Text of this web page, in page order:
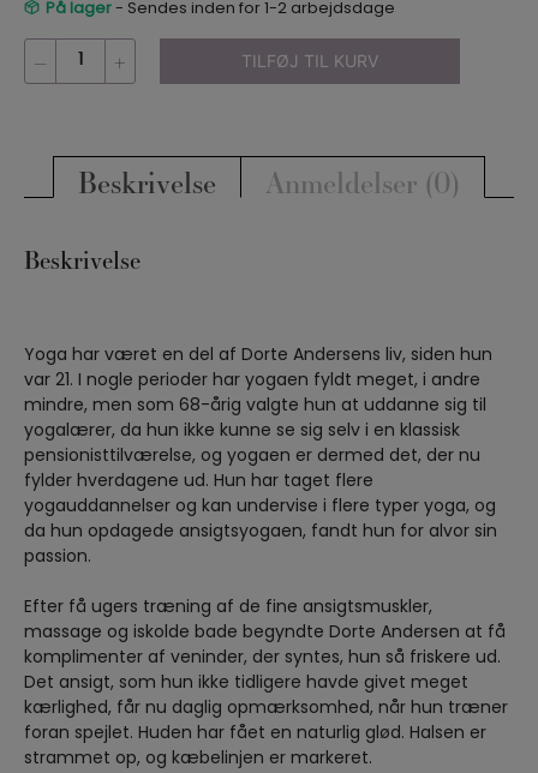
På lager- Sendes inden for 1-2 arbejdsdage
– + TILFØJ TIL KURV
Beskrivelse Anmeldelser (0)
Beskrivelse
Yoga har været en del af Dorte Andersens liv, siden hun
var 21. I nogle perioder har yogaen fyldt meget, i andre
mindre, men som 68-årig valgte hun at uddanne sig til
yogalærer, da hun ikke kunne se sig selv i en klassisk
pensionisttilværelse, og yogaen er dermed det, der nu
fylder hverdagene ud. Hun har taget flere
yogauddannelser og kan undervise i flere typer yoga, og
da hun opdagede ansigtsyogaen, fandt hun for alvor sin
passion.
Efter få ugers træning af de fine ansigtsmuskler,
massage og iskolde bade begyndte Dorte Andersen at få
komplimenter af veninder, der syntes, hun så friskere ud.
Det ansigt, som hun ikke tidligere havde givet meget
kærlighed, får nu daglig opmærksomhed, når hun træner
foran spejlet. Huden har fået en naturlig glød. Halsen er
strammet op, og kæbelinjen er markeret.